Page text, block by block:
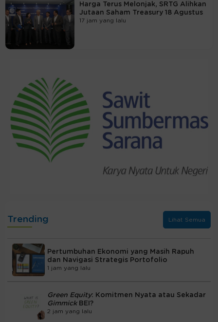
Harga Terus Melonjak, SRTG Alihkan
Jutaan Saham Treasury 18 Agustus
17 jam yang lalu
Trending Lihat Semua
Pertumbuhan Ekonomi yang Masih Rapuh
dan Navigasi Strategis Portofolio
1 jam yang lalu
Green Equity: Komitmen Nyata atau Sekadar
Gimmick BEI?
2 jam yang lalu